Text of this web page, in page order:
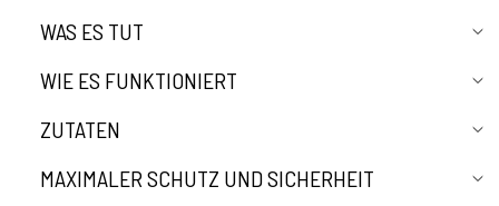
WAS ES TUT
WIE ES FUNKTIONIERT
ZUTATEN
MAXIMALER SCHUTZ UND SICHERHEIT